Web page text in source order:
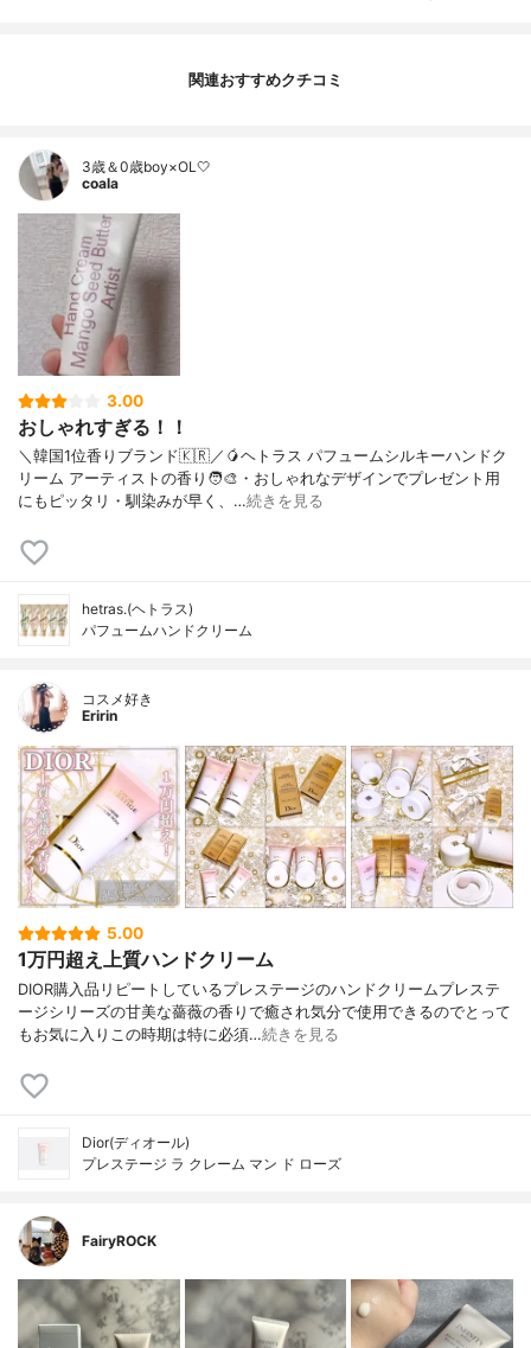
関連おすすめクチコミ
3歳＆0歳boy×OL🤍
coala
3.00
おしゃれすぎる！！
＼韓国1位香りブランド🇰🇷／🥭ヘトラス パフュームシルキーハンドク
リーム アーティストの香り🧑‍🎨・おしゃれなデザインでプレゼント用
にもピッタリ・馴染みが早く、…続きを見る
hetras.(ヘトラス)
パフュームハンドクリーム
コスメ好き
Eririn
5.00
1万円超え上質ハンドクリーム
DIOR購入品リピートしているプレステージのハンドクリームプレステ
ージシリーズの甘美な薔薇の香りで癒され気分で使用できるのでとって
もお気に入りこの時期は特に必須…続きを見る
Dior(ディオール)
プレステージ ラ クレーム マン ド ローズ
FairyROCK